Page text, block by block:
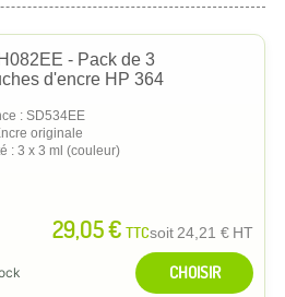
- Pack de 3
d'encre HP 364
: SD534EE
originale
: 3 x 3 ml (couleur)
29,05 € TTCsoit 24,21 € HT
CHOISIR